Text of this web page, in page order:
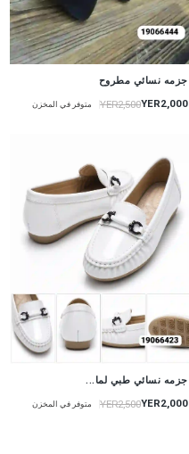
جزمه نسائي مطروح
YER2,000
YER2,500 متوفر في المخزن
جزمه نسائي طبي لما...
YER2,000
YER2,500 متوفر في المخزن